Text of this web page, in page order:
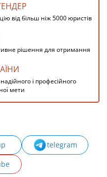
від більш ніж 5000 юристів
рішення для отримання
і професійного
мети
telegram